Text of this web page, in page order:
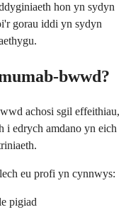
hon yn sydyn
gorau iddi yn sydyn
bwwd?
achosi sgil effeithiau,
i edrych amdano yn eich
eu profi yn cynnwys:
pigiad